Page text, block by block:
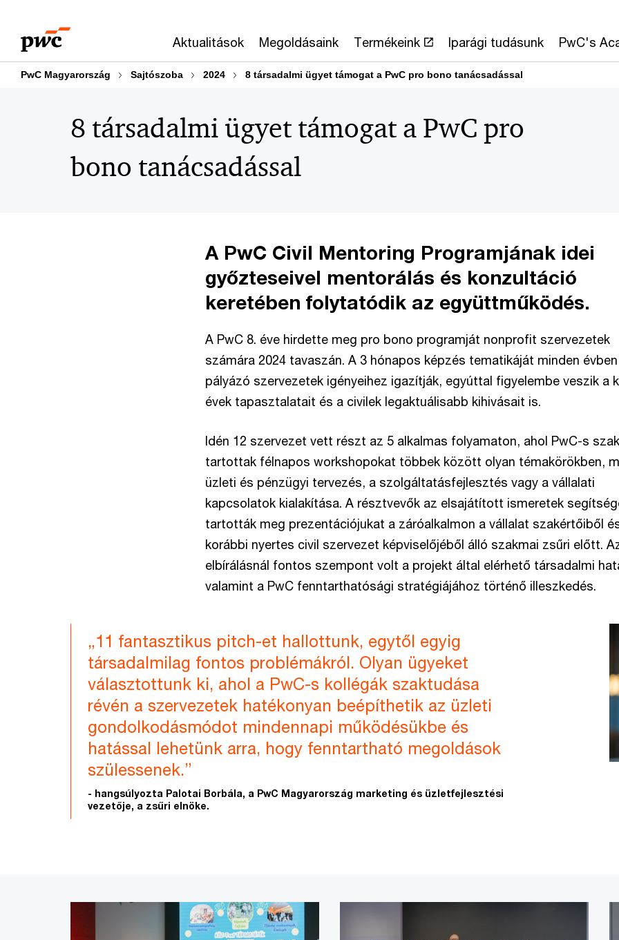
content
footer
Aktualitások Megoldásaink Termékeink Iparági tudásunk PwC's
PwC Magyarország Sajtószoba 2024 8 társadalmi ügyet támogat a PwC pro bono tanácsadással
8 társadalmi ügyet támogat a PwC pro
bono tanácsadással
A PwC Civil Mentoring Programjának idei
győzteseivel mentorálás és konzultáció
keretében folytatódik az együttműködés.
A PwC 8. éve hirdette meg pro bono programját nonprofit szervezetek
számára 2024 tavaszán. A 3 hónapos képzés tematikáját minden
pályázó szervezetek igényeihez igazítják, egyúttal figyelembe veszik a
évek tapasztalatait és a civilek legaktuálisabb kihivásait is.
Idén 12 szervezet vett részt az 5 alkalmas folyamaton, ahol PwC-s
tartottak félnapos workshopokat többek között olyan témakörökben,
üzleti és pénzügyi tervezés, a szolgáltatásfejlesztés vagy a vállalati
kapcsolatok kialakítása. A résztvevők az elsajátított ismeretek
tartották meg prezentációjukat a záróalkalmon a vállalat szakértőiből
korábbi nyertes civil szervezet képviselőjéből álló szakmai zsűri előtt.
elbírálásnál fontos szempont volt a projekt által elérhető társadalmi
valamint a PwC fenntarthatósági stratégiájához történő illeszkedés.
„11 fantasztikus pitch-et hallottunk, egytől egyig
társadalmilag fontos problémákról. Olyan ügyeket
választottunk ki, ahol a PwC-s kollégák szaktudása
révén a szervezetek hatékonyan beépíthetik az üzleti
gondolkodásmódot mindennapi működésükbe és
hatással lehetünk arra, hogy fenntartható megoldások
szülessenek.”
- hangsúlyozta Palotai Borbála, a PwC Magyarország marketing és üzletfejlesztési
vezetője, a zsűri elnöke.